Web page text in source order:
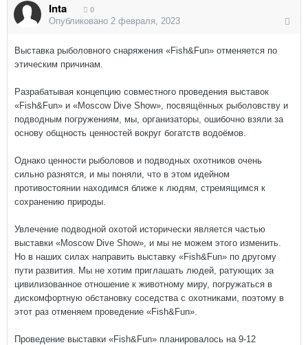
Inta
0
Опубликовано 2 февраля, 2023
Выставка рыболовного снаряжения «Fish&Fun» отменяется по
этическим причинам.
Разрабатывая концепцию совместного проведения выставок
«Fish&Fun» и «Moscow Dive Show», посвящённых рыболовству и
подводным погружениям, мы, организаторы, ошибочно взяли за
основу общность ценностей вокруг богатств водоёмов.
Однако ценности рыболовов и подводных охотников очень
сильно разнятся, и мы поняли, что в этом идейном
противостоянии находимся ближе к людям, стремящимся к
сохранению природы.
Увлечение подводной охотой исторически является частью
выставки «Moscow Dive Show», и мы не можем этого изменить.
Но в наших силах направить выставку «Fish&Fun» по другому
пути развития. Мы не хотим приглашать людей, ратующих за
цивилизованное отношение к животному миру, погружаться в
дискомфортную обстановку соседства с охотниками, поэтому в
этот раз отменяем проведение «Fish&Fun».
Проведение выставки «Fish&Fun» планировалось на 9-12